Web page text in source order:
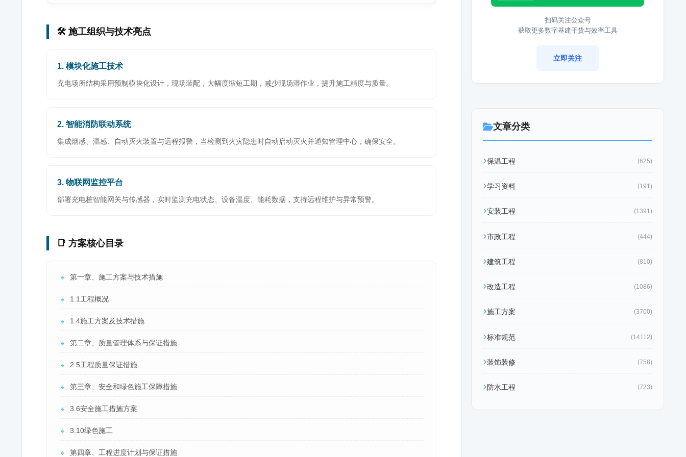
🛠️ 施工组织与技术亮点
1. 模块化施工技术
充电场所结构采用预制模块化设计，现场装配，大幅度缩短工期，减少现场湿作业，提升施工精度与质量。
2. 智能消防联动系统
集成烟感、温感、自动灭火装置与远程报警，当检测到火灾隐患时自动启动灭火并通知管理中心，确保安全。
3. 物联网监控平台
部署充电桩智能网关与传感器，实时监测充电状态、设备温度、能耗数据，支持远程维护与异常预警。
📑 方案核心目录
🔹 第一章、施工方案与技术措施
🔹 1.1工程概况
🔹 1.4施工方案及技术措施
🔹 第二章、质量管理体系与保证措施
🔹 2.5工程质量保证措施
🔹 第三章、安全和绿色施工保障措施
🔹 3.6安全施工措施方案
🔹 3.10绿色施工
🔹 第四章、工程进度计划与保证措施
扫码关注公众号
获取更多数字基建干货与效率工具
立即关注
文章分类
保温工程 (625)
学习资料 (191)
安装工程 (1391)
市政工程 (444)
建筑工程 (810)
改造工程 (1086)
施工方案 (3700)
标准规范 (14112)
装饰装修 (758)
防水工程 (723)